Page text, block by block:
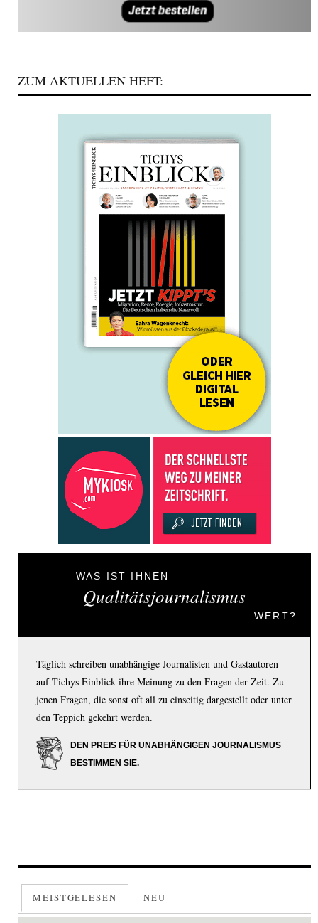
ZUM AKTUELLEN HEFT:
WAS IST IHNEN
Qualitätsjournalismus
WERT?
Täglich schreiben unabhängige Journalisten und Gastautoren
auf Tichys Einblick ihre Meinung zu den Fragen der Zeit. Zu
jenen Fragen, die sonst oft all zu einseitig dargestellt oder unter
den Teppich gekehrt werden.
DEN PREIS FÜR UNABHÄNGIGEN JOURNALISMUS
BESTIMMEN SIE.
MEISTGELESEN NEU